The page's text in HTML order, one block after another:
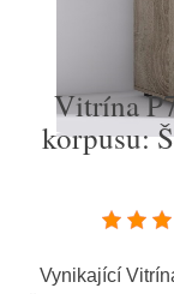
Vitrína
korpusu:
Vynikající